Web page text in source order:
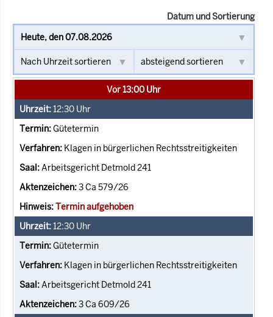
Datum und Sortierung
Vor 13:00 Uhr
12:30 Uhr
Gütetermin
Klagen in bürgerlichen Rechtsstreitigkeiten
Arbeitsgericht Detmold 241
3 Ca 579/26
Termin aufgehoben
12:30 Uhr
Gütetermin
Klagen in bürgerlichen Rechtsstreitigkeiten
Arbeitsgericht Detmold 241
3 Ca 609/26